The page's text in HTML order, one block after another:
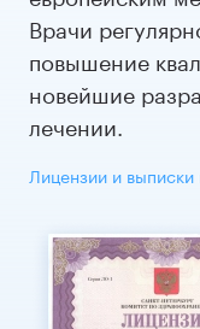
Врачи
повышение
новейшие
лечении.
Лицензии и выписки